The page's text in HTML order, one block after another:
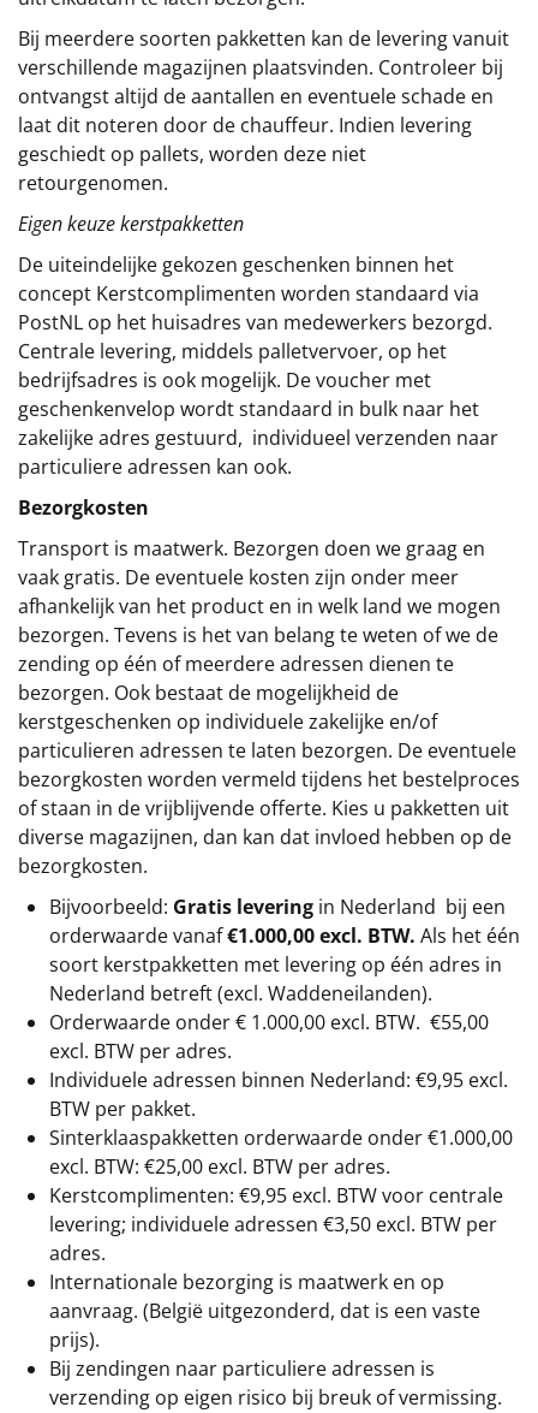
Bij meerdere soorten pakketten kan de levering vanuit
verschillende magazijnen plaatsvinden. Controleer bij
ontvangst altijd de aantallen en eventuele schade en
laat dit noteren door de chauffeur. Indien levering
geschiedt op pallets, worden deze niet
retourgenomen.
Eigen keuze kerstpakketten
De uiteindelijke gekozen geschenken binnen het
concept Kerstcomplimenten worden standaard via
PostNL op het huisadres van medewerkers bezorgd.
Centrale levering, middels palletvervoer, op het
bedrijfsadres is ook mogelijk. De voucher met
geschenkenvelop wordt standaard in bulk naar het
zakelijke adres gestuurd, individueel verzenden naar
particuliere adressen kan ook.
Bezorgkosten
Transport is maatwerk. Bezorgen doen we graag en
vaak gratis. De eventuele kosten zijn onder meer
afhankelijk van het product en in welk land we mogen
bezorgen. Tevens is het van belang te weten of we de
zending op één of meerdere adressen dienen te
bezorgen. Ook bestaat de mogelijkheid de
kerstgeschenken op individuele zakelijke en/of
particulieren adressen te laten bezorgen. De eventuele
bezorgkosten worden vermeld tijdens het bestelproces
of staan in de vrijblijvende offerte. Kies u pakketten uit
diverse magazijnen, dan kan dat invloed hebben op de
bezorgkosten.
Bijvoorbeeld: Gratis levering in Nederland bij een
orderwaarde vanaf€1.000,00 excl. BTW. Als het één
soort kerstpakketten met levering op één adres in
Nederland betreft (excl. Waddeneilanden).
Orderwaarde onder € 1.000,00 excl. BTW. €55,00
excl. BTW per adres.
Individuele adressen binnen Nederland: €9,95 excl.
BTW per pakket.
Sinterklaaspakketten orderwaarde onder €1.000,00
excl. BTW: €25,00 excl. BTW per adres.
Kerstcomplimenten: €9,95 excl. BTW voor centrale
levering; individuele adressen €3,50 excl. BTW per
adres.
Internationale bezorging is maatwerk en op
aanvraag. (België uitgezonderd, dat is een vaste
prijs).
Bij zendingen naar particuliere adressen is
verzending op eigen risico bij breuk of vermissing.